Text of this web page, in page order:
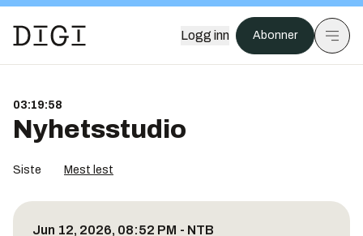
Logg inn Abonner
03:19:58
Nyhetsstudio
Siste Mest lest
Jun 12, 2026, 08:52 PM - NTB